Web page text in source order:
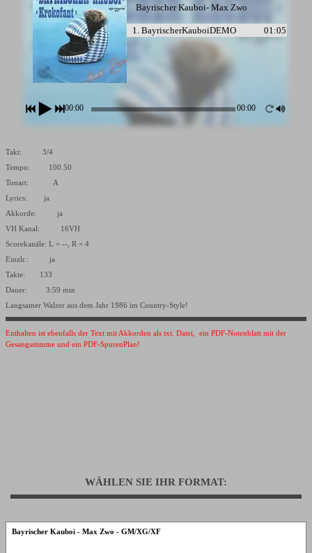
Bayrischer Kauboi- Max Zwo
1. BayrischerKauboiDEMO 01:05
00:00 00:00
Takt: 3/4
Tempo: 100.50
Tonart: A
Lyrics: ja
Akkorde: ja
VH Kanal: 16VH
Scorekanäle: L = --, R = 4
Einzlr.: ja
Takte: 133
Dauer: 3:59 min
Langsamer Walzer aus dem Jahr 1986 im Country-Style!
Enthalten ist ebenfalls der Text mit Akkorden als txt. Datei, ein PDF-Notenblatt mit der
Gesangsstimme und ein PDF-SpurenPlan!
WÄHLEN SIE IHR FORMAT:
Bayrischer Kauboi - Max Zwo - GM/XG/XF